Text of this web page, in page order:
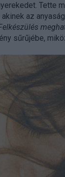
Tette
az
sűrűjébe,